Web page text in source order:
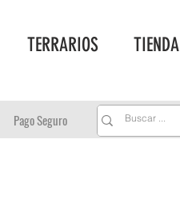
TERRARIOS TIENDA
Pago Seguro